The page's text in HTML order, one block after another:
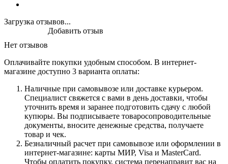
Загрузка отзывов...
Нет отзывов
Добавить отзыв
Оплачивайте покупки удобным способом. В интернет-
магазине доступно 3 варианта оплаты:
Наличные при самовывозе или доставке курьером.
Специалист свяжется с вами в день доставки, чтобы
уточнить время и заранее подготовить сдачу с любой
купюры. Вы подписываете товаросопроводительные
документы, вносите денежные средства, получаете
товар и чек.
Безналичный расчет при самовывозе или оформлении в
интернет-магазине: карты МИР, Visa и MasterCard.
Чтобы оплатить покупку, система перенаправит вас на